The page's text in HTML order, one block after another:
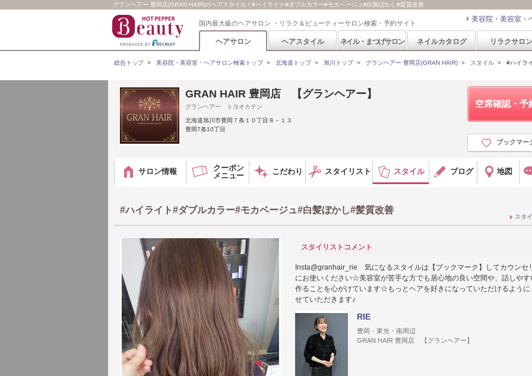
グランヘアー 豊岡店(GRAN HAIR)のヘアスタイル / #ハイライト#ダブルカラー#モカベージュ#白髪ぼかし#髪質改善
国内最大級のヘアサロン ・リラク＆ビューティーサロン検索・予約サイト 美容院・美容室・
ヘアサロン ヘアスタイル ネイル・まつげサロン ネイルカタログ リラクサロン
総合トップ> 美容院・美容室・ヘアサロン検索トップ> 北海道トップ> 旭川トップ> グランヘアー 豊岡店(GRAN HAIR) > スタイル > #ハイラ
空席確認・予
ブックマー
GRAN HAIR 豊岡店 【グランヘアー】
グランヘアー トヨオカテン
北海道旭川市豊岡７条１０丁目８－１３
豊岡7条10丁目
サロン情報
クーポン
メニュー
こだわり スタイリスト スタイル ブログ 地図
#ハイライト#ダブルカラー#モカベージュ#白髪ぼかし#髪質改善
スタ
スタイリストコメント
Insta@granhair_rie 気になるスタイルは【ブックマーク】してカウンセ
にお使いください☆美容室が苦手な方でも居心地の良い空間や、話しやす
作ることを心がけています☆もっとヘアを好きになっていただけるように
せていただきます♪
RIE
豊岡・東光・南周辺
GRAN HAIR 豊岡店 【グランヘアー】